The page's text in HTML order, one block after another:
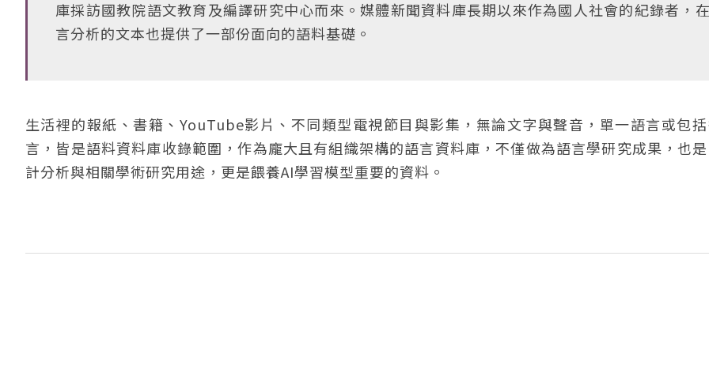
庫採訪國教院語文教育及編譯研究中心而來。媒體新聞資料庫長期以來作為國人社會的紀錄者，
言分析的文本也提供了一部份面向的語料基礎。
生活裡的報紙、書籍、YouTube影片、不同類型電視節目與影集，無論文字與聲音，單一語言或包
言，皆是語料資料庫收錄範圍，作為龐大且有組織架構的語言資料庫，不僅做為語言學研究成果，也
計分析與相關學術研究用途，更是餵養AI學習模型重要的資料。